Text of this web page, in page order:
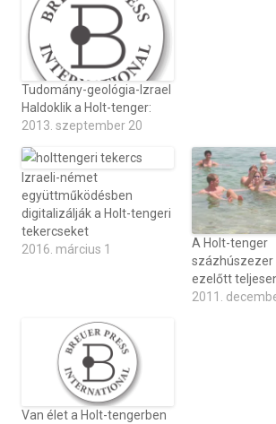
Tudomány-geológia-Izrael
Haldoklik a Holt-tenger:
2013. szeptember 20
Izraeli-német
együttműködésben
digitalizálják a Holt-tengeri
tekercseket
2016. március 1
A Holt-tenger
százhúszezer
ezelőtt
2011.
Van élet a Holt-tengerben